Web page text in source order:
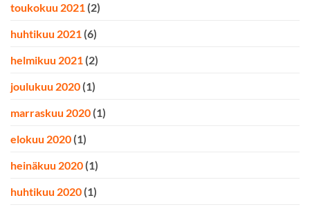
toukokuu 2021 (2)
huhtikuu 2021 (6)
helmikuu 2021 (2)
joulukuu 2020 (1)
marraskuu 2020 (1)
elokuu 2020 (1)
heinäkuu 2020 (1)
huhtikuu 2020 (1)